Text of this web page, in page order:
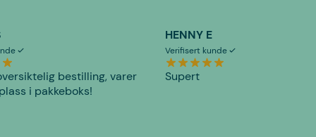
bestilling, varer
i pakkeboks!
HENNY E
Verifisert kunde
Supert